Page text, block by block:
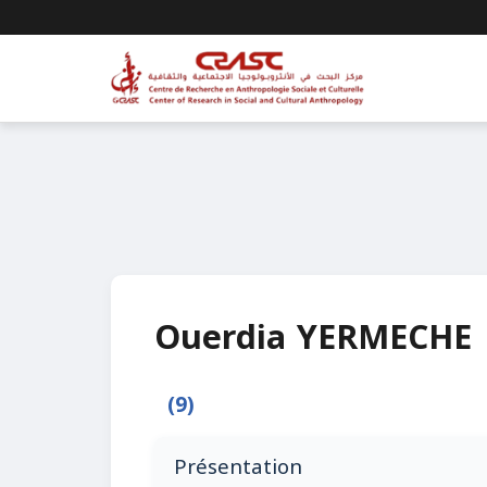
Ouerdia YERMECHE
(9)
Présentation